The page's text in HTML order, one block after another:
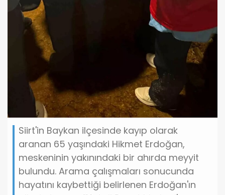
Siirt'in Baykan ilçesinde kayıp olarak
aranan 65 yaşındaki Hikmet Erdoğan,
meskeninin yakınındaki bir ahırda meyyit
bulundu. Arama çalışmaları sonucunda
hayatını kaybettiği belirlenen Erdoğan'ın